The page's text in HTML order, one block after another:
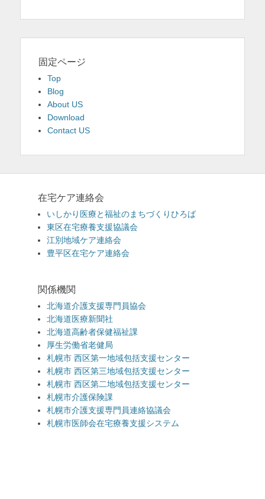
固定ページ
Top
Blog
About US
Download
Contact US
在宅ケア連絡会
いしかり医療と福祉のまちづくりひろば
東区在宅療養支援協議会
江別地域ケア連絡会
豊平区在宅ケア連絡会
関係機関
北海道介護支援専門員協会
北海道医療新聞社
北海道高齢者保健福祉課
厚生労働省老健局
札幌市 西区第一地域包括支援センター
札幌市 西区第三地域包括支援センター
札幌市 西区第二地域包括支援センター
札幌市介護保険課
札幌市介護支援専門員連絡協議会
札幌市医師会在宅療養支援システム